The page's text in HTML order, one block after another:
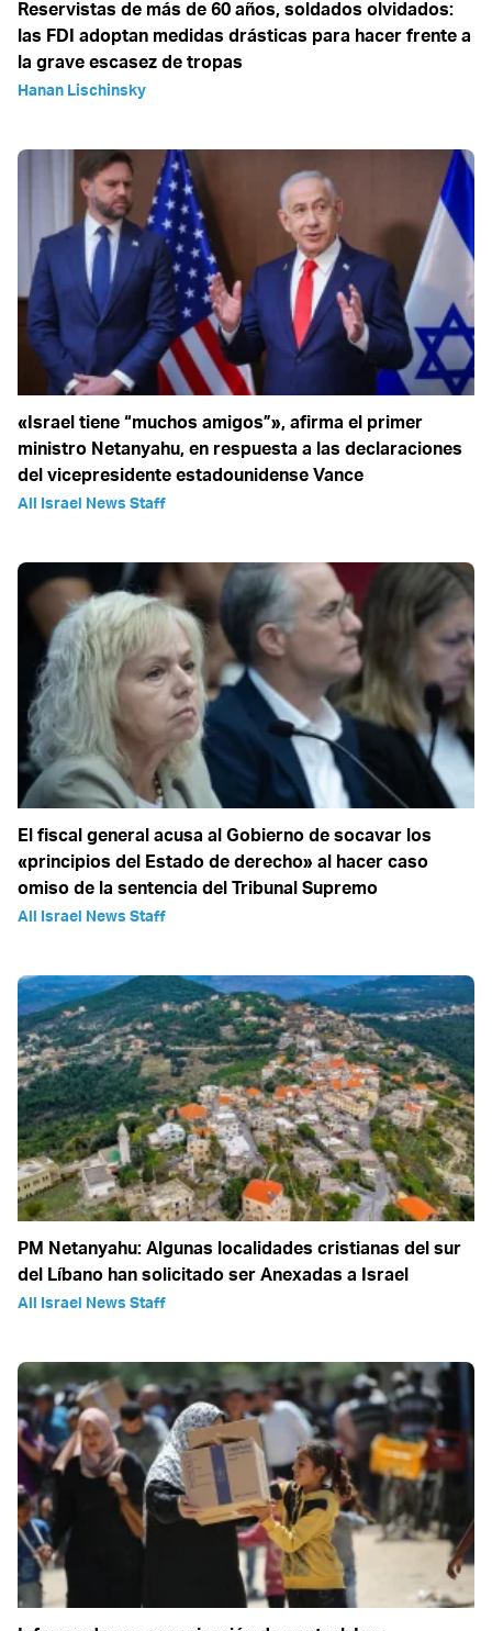
Reservistas de más de 60 años, soldados olvidados:
las FDI adoptan medidas drásticas para hacer frente a
la grave escasez de tropas
Hanan Lischinsky
«Israel tiene “muchos amigos”», afirma el primer
ministro Netanyahu, en respuesta a las declaraciones
del vicepresidente estadounidense Vance
All Israel News Staff
El fiscal general acusa al Gobierno de socavar los
«principios del Estado de derecho» al hacer caso
omiso de la sentencia del Tribunal Supremo
All Israel News Staff
PM Netanyahu: Algunas localidades cristianas del sur
del Líbano han solicitado ser Anexadas a Israel
All Israel News Staff